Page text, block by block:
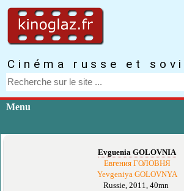
Cinéma russe et
Menu
Evguenia GOLOVNIA
Евгения ГОЛОВНЯ
Yevgeniya GOLOVNYA
Russie, 2011, 40mn